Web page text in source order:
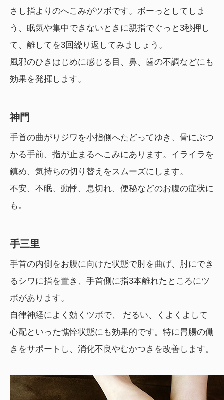
さし指よりのへこみがツボです。ボーっとしてしま
う、眠気や集中できないときに親指でぐっと3秒押し
て、離してを3回繰り返してみましょう。
風邪のひきはじめに感じる目、鼻、歯の不調などにも
効果を発揮します。
神門
手首の曲がりジワを小指側へたどってゆき、骨にぶつ
かる手前、指が止まるへこみにあります。イライラを
鎮め、気持ちの切り替えをスムーズにします。
不安、不眠、動悸、息切れ、便秘などのお腹の症状に
も。
手三里
手首の内側をお腹に向けた状態で肘を曲げ、肘にでき
るシワに指を置き、手首側に指3本離れたところにツ
ボがあります。
自律神経によく効くツボで、 だるい、くよくよして
心配といった憔悴状態にも効果的です。特に胃腸の働
きをサポートし、消化不良やむかつきを改善します。